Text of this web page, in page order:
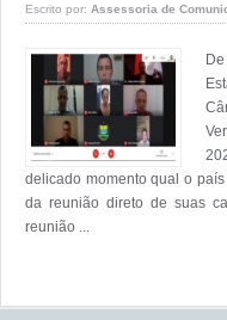
Escrito por: Assessoria de
delicado momento qual o
da reunião direto de suas
reunião ...